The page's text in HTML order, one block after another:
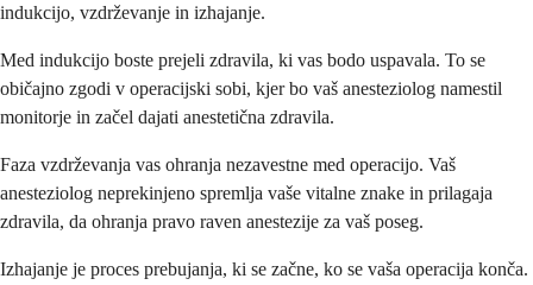
indukcijo, vzdrževanje in izhajanje.
Med indukcijo boste prejeli zdravila, ki vas bodo uspavala. To se
običajno zgodi v operacijski sobi, kjer bo vaš anesteziolog namestil
monitorje in začel dajati anestetična zdravila.
Faza vzdrževanja vas ohranja nezavestne med operacijo. Vaš
anesteziolog neprekinjeno spremlja vaše vitalne znake in prilagaja
zdravila, da ohranja pravo raven anestezije za vaš poseg.
Izhajanje je proces prebujanja, ki se začne, ko se vaša operacija konča.